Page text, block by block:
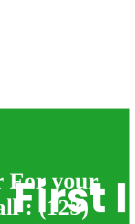
First
For your
: (123)